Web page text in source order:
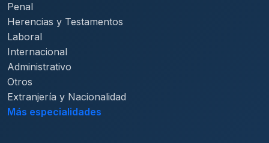
Penal
Herencias y Testamentos
Laboral
Internacional
Administrativo
Otros
Extranjería y Nacionalidad
Más especialidades